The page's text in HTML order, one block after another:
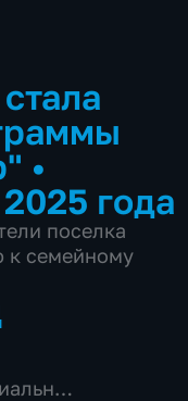
•
года
поселка
к семейному